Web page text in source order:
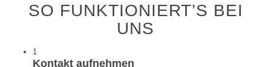
SO FUNKTIONIERT’S BEI
UNS
1
Kontakt aufnehmen